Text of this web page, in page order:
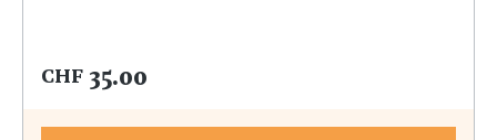
CHF 35.00